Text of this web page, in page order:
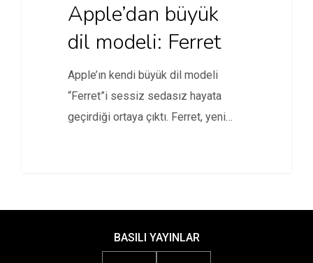
Apple’dan büyük
dil modeli: Ferret
Apple’ın kendi büyük dil modeli
“Ferret”i sessiz sedasız hayata
geçirdiği ortaya çıktı. Ferret, yeni
BASILI YAYINLAR